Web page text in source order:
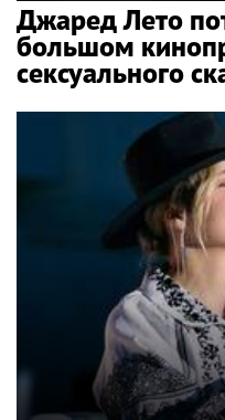
Джаред Лето
большом
сексуального